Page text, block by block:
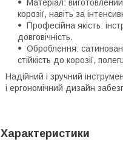
Матеріал: виготовлений
корозії, навіть за
Професійна якість:
довговічність.
Оброблення:
стійкість до корозії,
Надійний і зручний
і ергономічний дизайн
Характеристики